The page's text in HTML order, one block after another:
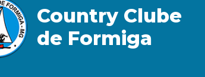
Country Clube
de Formiga